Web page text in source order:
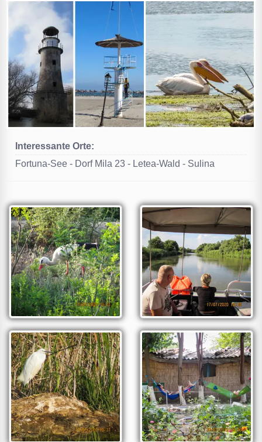
Interessante Orte:
Fortuna-See - Dorf Mila 23 - Letea-Wald - Sulina